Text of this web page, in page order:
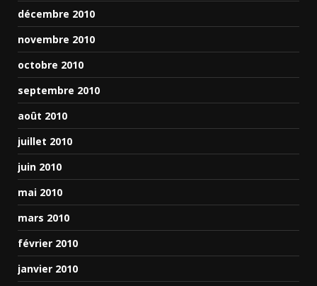
décembre 2010
novembre 2010
octobre 2010
septembre 2010
août 2010
juillet 2010
juin 2010
mai 2010
mars 2010
février 2010
janvier 2010